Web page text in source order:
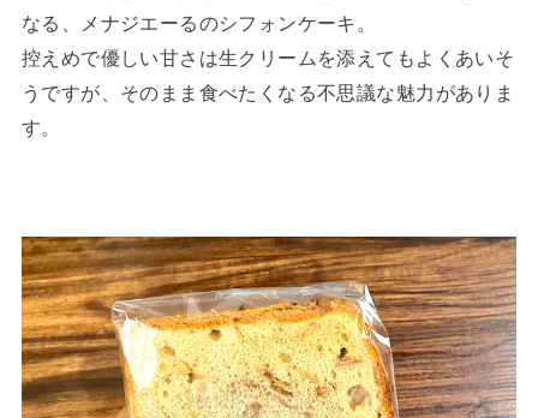
なる、メナジエーるのシフォンケーキ。
控えめで優しい甘さは生クリームを添えてもよくあいそ
うですが、そのまま食べたくなる不思議な魅力がありま
す。